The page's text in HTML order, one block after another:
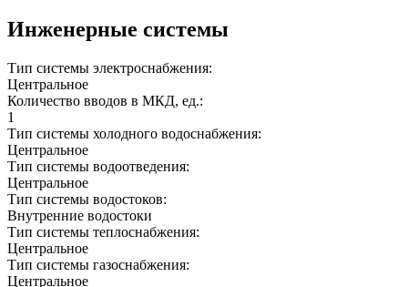
Инженерные системы
Тип системы электроснабжения:
Центральное
Количество вводов в МКД, ед.:
1
Тип системы холодного водоснабжения:
Центральное
Тип системы водоотведения:
Центральное
Тип системы водостоков:
Внутренние водостоки
Тип системы теплоснабжения:
Центральное
Тип системы газоснабжения:
Центральное